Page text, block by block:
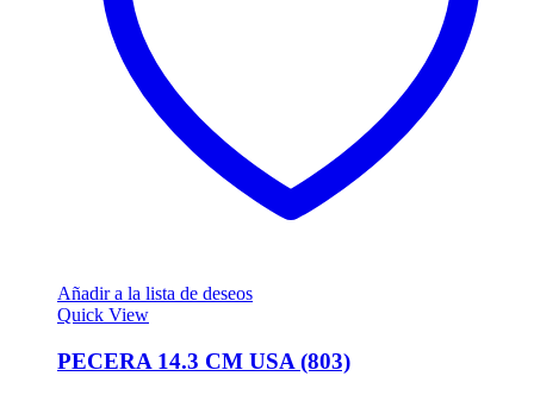
Añadir a la lista de deseos
Quick View
PECERA 14.3 CM USA (803)